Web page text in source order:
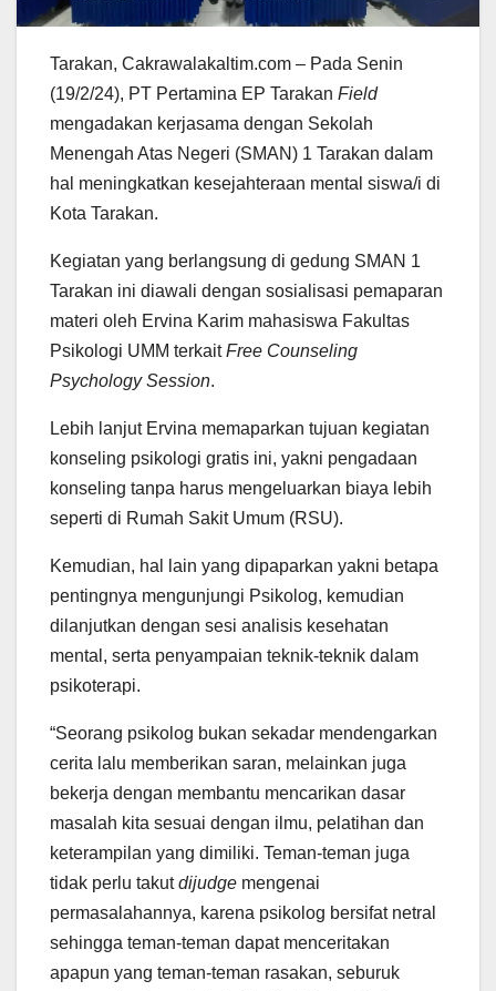
Tarakan, Cakrawalakaltim.com – Pada Senin
(19/2/24), PT Pertamina EP Tarakan Field
mengadakan kerjasama dengan Sekolah
Menengah Atas Negeri (SMAN) 1 Tarakan dalam
hal meningkatkan kesejahteraan mental siswa/i di
Kota Tarakan.
Kegiatan yang berlangsung di gedung SMAN 1
Tarakan ini diawali dengan sosialisasi pemaparan
materi oleh Ervina Karim mahasiswa Fakultas
Psikologi UMM terkaitFree Counseling
Psychology Session.
Lebih lanjut Ervina memaparkan tujuan kegiatan
konseling psikologi gratis ini, yakni pengadaan
konseling tanpa harus mengeluarkan biaya lebih
seperti di Rumah Sakit Umum (RSU).
Kemudian, hal lain yang dipaparkan yakni betapa
pentingnya mengunjungi Psikolog, kemudian
dilanjutkan dengan sesi analisis kesehatan
mental, serta penyampaian teknik-teknik dalam
psikoterapi.
“Seorang psikolog bukan sekadar mendengarkan
cerita lalu memberikan saran, melainkan juga
bekerja dengan membantu mencarikan dasar
masalah kita sesuai dengan ilmu, pelatihan dan
keterampilan yang dimiliki. Teman-teman juga
tidak perlu takutdijudge mengenai
permasalahannya, karena psikolog bersifat netral
sehingga teman-teman dapat menceritakan
apapun yang teman-teman rasakan, seburuk